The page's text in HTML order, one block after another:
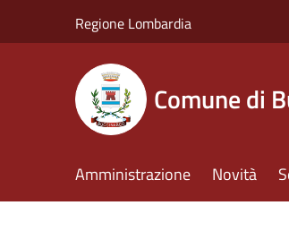
Regione Lombardia
Comune di
Amministrazione Novità